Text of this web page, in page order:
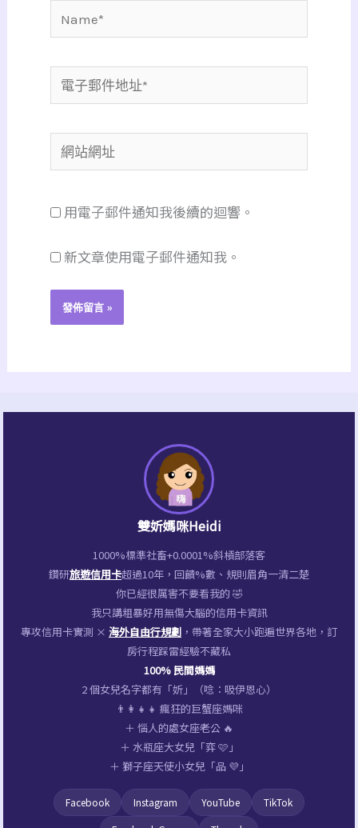
Name*
電
子
件
地
網
站
址 用電子郵件通知我後續的迴響。
新文章使用電子郵件通知我。
雙妡媽咪Heidi
1000%標準社畜+0.0001%斜槓部落客
鑽研旅遊信用卡超過10年，回饋%數、規則眉角一清二楚
你已經很厲害不要看我的 🤣
我只講粗暴好用無傷大腦的信用卡資訊
專攻信用卡實測 × 海外自由行規劃 ，帶著全家大小跑遍世界各地，訂
房行程踩雷經驗不藏私
100% 民間媽媽
2 個女兒名字都有「妡」（唸：吸伊恩心）
👨‍👩‍👧‍👧 瘋狂的巨蟹座媽咪
＋ 惱人的處女座老公 🔥
＋ 水瓶座大女兒「弈 🩷」
＋ 獅子座天使小女兒「品 💜」
Facebook Instagram YouTube
TikTok